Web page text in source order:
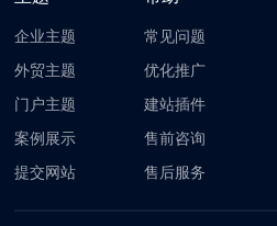
企业主题
外贸主题
门户主题
案例展示
提交网站
常见问题
优化推广
建站插件
售前咨询
售后服务